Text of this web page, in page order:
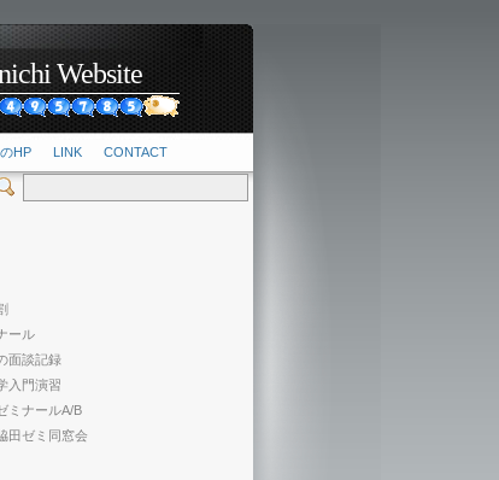
Website
HP LINK CONTACT
ール
面談記録
入門演習
ミナールA/B
田ゼミ同窓会